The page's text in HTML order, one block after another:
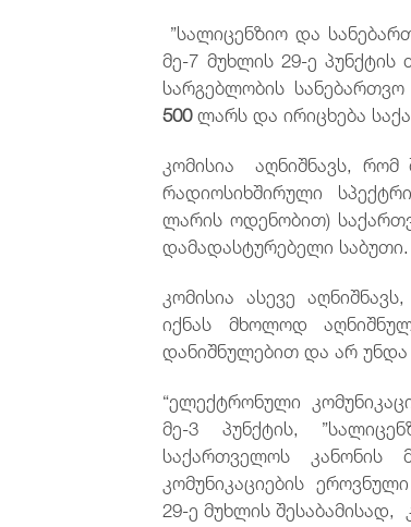
”სალიცენზიო და
მე-7 მუხლის 29-ე
სარგებლობის
500ლარს და ირიცხება
კომისია აღნიშნავს, რომ
რადიოსიხშირული
ლარის ოდენობით)
დამადასტურებელი საბუთი.
კომისია ასევე
იქნას მხოლოდ
დანიშნულებით და არ უნდა
“ელექტრონული
მე-3 პუნქტის,
საქართველოს კანონის
კომუნიკაციების
29-ე მუხლის